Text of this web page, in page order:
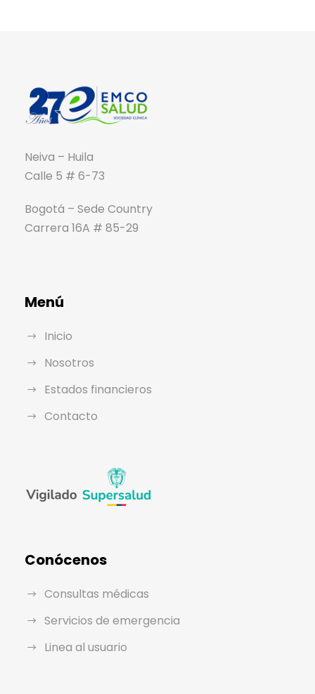
Neiva – Huila
Calle 5 # 6-73
Bogotá – Sede Country
Carrera 16A # 85-29
Menú
Inicio
Nosotros
Estados financieros
Contacto
Conócenos
Consultas médicas
Servicios de emergencia
Linea al usuario